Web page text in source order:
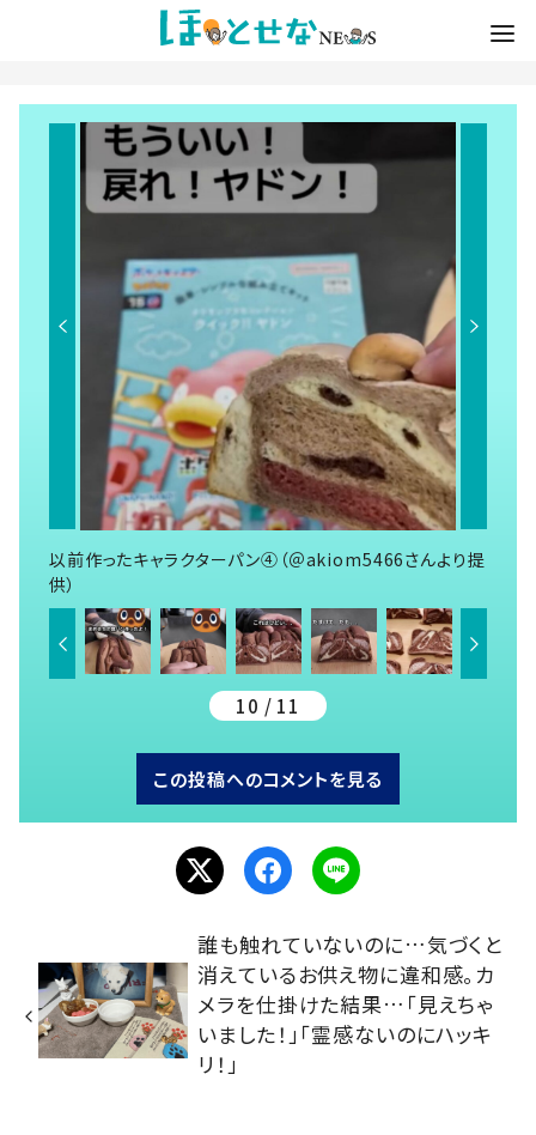
以前作ったキャラクターパン④（＠akiom5466さんより提
供）
10 / 11
この投稿へのコメントを見る
誰も触れていないのに…気づくと
消えているお供え物に違和感。カ
メラを仕掛けた結果…「見えちゃ
いました！」「霊感ないのにハッキ
リ！」